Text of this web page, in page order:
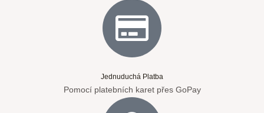
Jednuduchá Platba
Pomocí platebních karet přes GoPay